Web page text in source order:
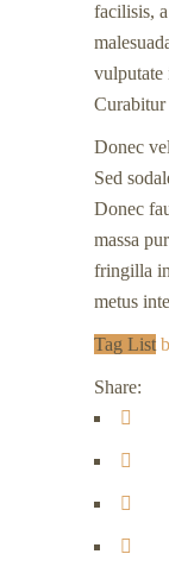
facilisis,
vulputate
Curabitur
Donec
Sed
Donec
massa
fringilla
metus
Tag List
Share: